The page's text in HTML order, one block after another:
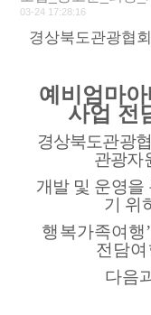
03-24 17:28:16
경상북도관광협
예비엄마
사업 전
경상북도관광
관광자
개발 및 운영을
기 위
행복가족여행’
전담
다음